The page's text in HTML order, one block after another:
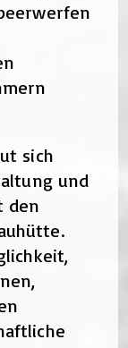
sich
und
den